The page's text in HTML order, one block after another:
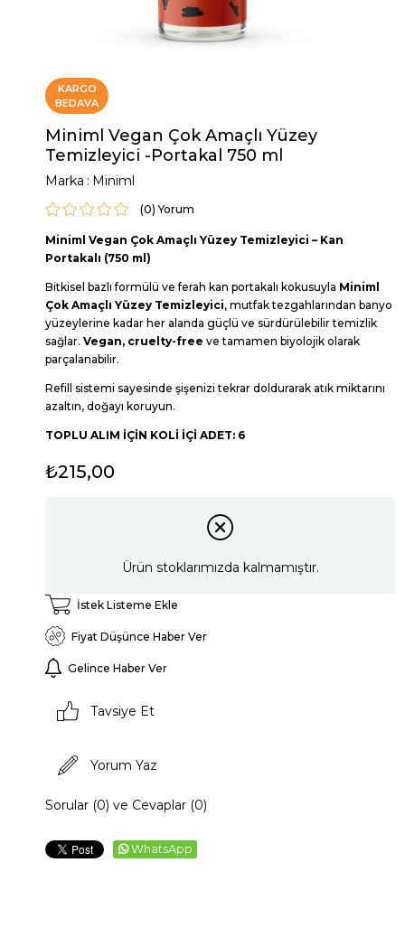
KARGO
BEDAVA
Miniml Vegan Çok Amaçlı Yüzey
Temizleyici -Portakal 750 ml
Marka : Miniml
(0)
Miniml Vegan Çok Amaçlı Yüzey Temizleyici – Kan
Portakalı (750 ml)
Bitkisel bazlı formülü ve ferah kan portakalı kokusuyla Miniml
Çok Amaçlı Yüzey Temizleyici, mutfak tezgahlarından banyo
yüzeylerine kadar her alanda güçlü ve sürdürülebilir temizlik
sağlar. Vegan, cruelty-free ve tamamen biyolojik olarak
parçalanabilir.
Refill sistemi sayesinde şişenizi tekrar doldurarak atık miktarını
azaltın, doğayı koruyun.
TOPLU ALIM İÇİN KOLİ İÇİ ADET: 6
₺215,00
Ürün stoklarımızda kalmamıştır.
İstek Listeme Ekle
Fiyat Düşünce Haber Ver
Gelince Haber Ver
Tavsiye Et
Yorum Yaz
Sorular (0) ve Cevaplar (0)
WhatsApp